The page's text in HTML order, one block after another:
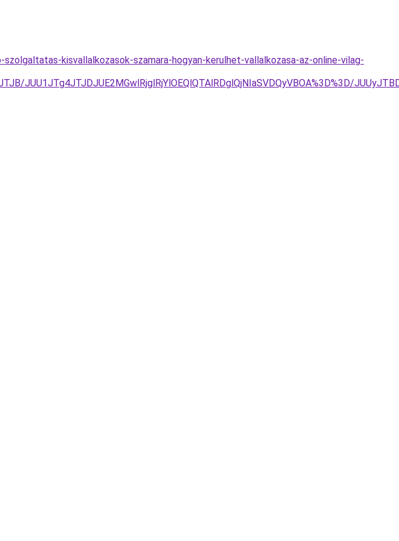
kisvallalkozasok-szamara-hogyan-kerulhet-vallalkozasa-az-online-vilag-
JUU1JTg4JTJDJUE2MGwlRjglRjYlOEQlQTAlRDglQjNIaSVDQyVBOA%3D%3D/